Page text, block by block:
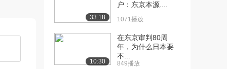
[10] (五)兵败诺门坎（下） 11:59
[11] (六)最后的疯狂（上） 12:02
[12] (六)最后的疯狂（下）
33:18
户：东京本源....
1071播放
10:30
在东京审判80周
年，为什么日本要
不...
849播放